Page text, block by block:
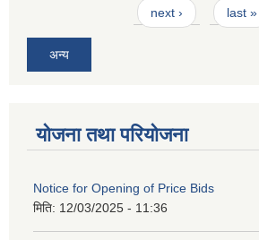
next › last »
अन्य
योजना तथा परियोजना
Notice for Opening of Price Bids
मिति: 12/03/2025 - 11:36